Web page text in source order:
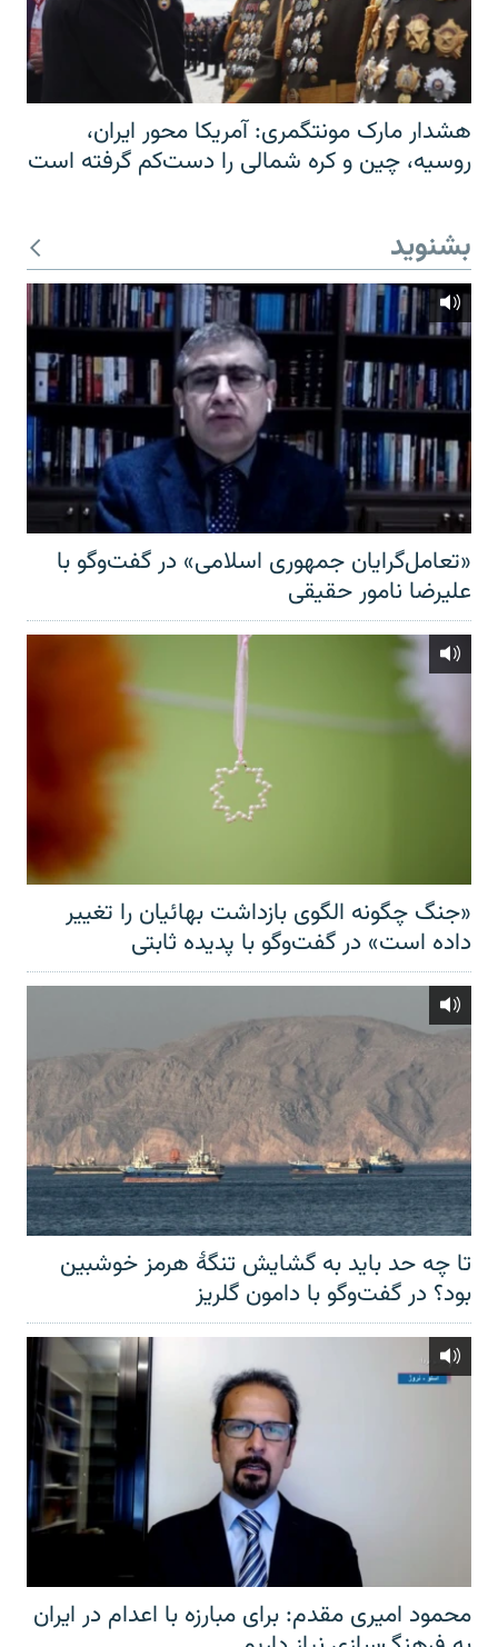
هشدار مارک مونتگمری: آمریکا محور ایران،
روسیه، چین و کره شمالی را دست‌کم گرفته است
بشنوید
«تعامل‌گرایان جمهوری اسلامی» در گفت‌وگو با
علیرضا نامور حقیقی
«جنگ چگونه الگوی بازداشت بهائیان را تغییر
داده است» در گفت‌وگو با پدیده ثابتی
تا چه حد باید به گشایش تنگهٔ هرمز خوشبین
بود؟ در گفت‌وگو با دامون گلریز
محمود امیری مقدم: برای مبارزه با اعدام در ایران